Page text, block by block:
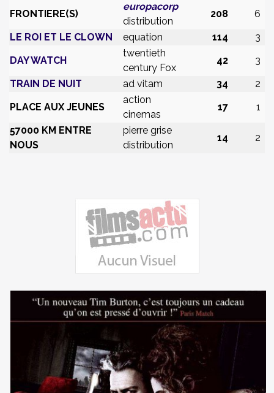
FRONTIERE(S)
europacorp
distribution
208
6
LE ROI ET LE CLOWN
equation 114
3
DAY WATCH
twentieth
century Fox
42
3
TRAIN DE NUIT
ad vitam 34
2
PLACE AUX JEUNES
action
cinemas
17
1
57000 KM ENTRE
NOUS
pierre grise
distribution
14 2